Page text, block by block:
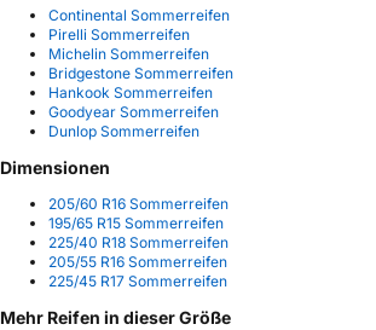
Continental Sommerreifen
Pirelli Sommerreifen
Michelin Sommerreifen
Bridgestone Sommerreifen
Hankook Sommerreifen
Goodyear Sommerreifen
Dunlop Sommerreifen
Dimensionen
205/60 R16 Sommerreifen
195/65 R15 Sommerreifen
225/40 R18 Sommerreifen
205/55 R16 Sommerreifen
225/45 R17 Sommerreifen
Mehr Reifen in dieser Größe